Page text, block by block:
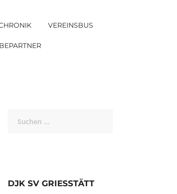
VEREINSBUS
nach:
DJK SV GRIESSTÄTT